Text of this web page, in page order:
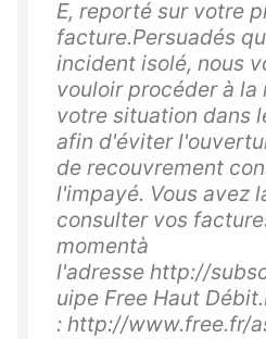
E, reporté sur votre
facture.Persuadés
incident isolé, nous
vouloir procéder à
votre situation dans
afin d'éviter
de recouvrement
l'impayé. Vous avez
consulter vos
momentà
l'adresse http://
uipe Free Haut
: http://www.free.fr/